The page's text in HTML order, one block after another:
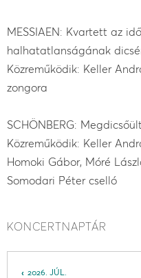
MESSIAEN: Kvartett az
halhatatlanságának
Közreműködik: Keller
zongora
SCHÖNBERG:
Közreműködik: Keller
Homoki Gábor, Móré
Somodari Péter cselló
KONCERTNAPTÁR
2026. JÚL.